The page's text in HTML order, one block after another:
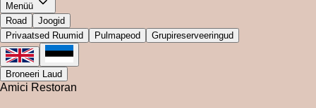
Menüü
Road
Joogid
Privaatsed Ruumid
Pulmapeod Grupireserveeringud
Broneeri Laud
Amici Restoran